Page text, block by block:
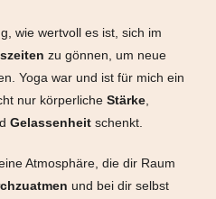
wie wertvoll es ist, sich im
zu gönnen, um neue
Yoga war und ist für mich ein
nur körperliche Stärke,
Gelassenheitschenkt.
Atmosphäre, die dir Raum
und bei dir selbst